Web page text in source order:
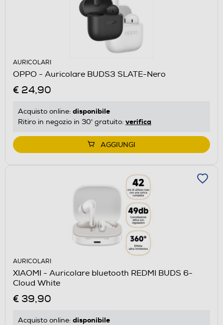
AURICOLARI
OPPO - Auricolare BUDS3 SLATE-Nero
€ 24,90
Acquisto online: disponibile
Ritiro in negozio in 30' gratuito: verifica
AGGIUNGI
AURICOLARI
XIAOMI - Auricolare bluetooth REDMI BUDS 6-
Cloud White
€ 39,90
Acquisto online: disponibile